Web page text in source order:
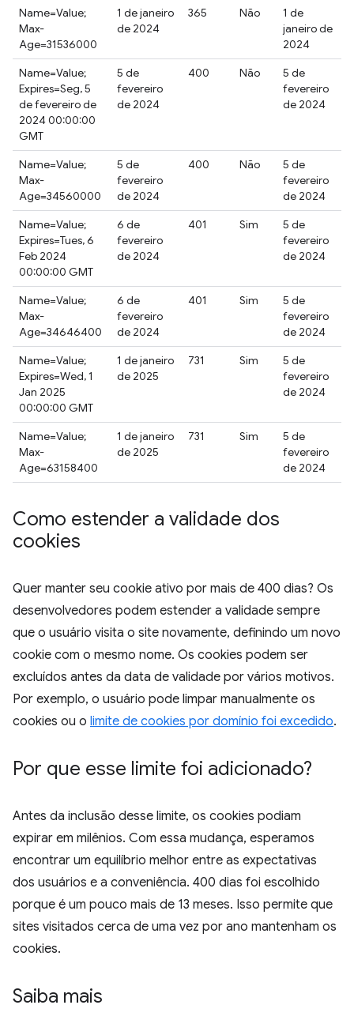
Name=Value;
Max-
Age=31536000
1 de janeiro
de 2024
365 Não
1 de
janeiro de
2024
Name=Value;
Expires=Seg, 5
de fevereiro de
2024 00:00:00
GMT
5 de
fevereiro
de 2024
400 Não
5 de
fevereiro
de 2024
Name=Value;
Max-
Age=34560000
5 de
fevereiro
de 2024
400 Não
5 de
fevereiro
de 2024
Name=Value;
Expires=Tues, 6
Feb 2024
00:00:00 GMT
6 de
fevereiro
de 2024
401 Sim
5 de
fevereiro
de 2024
Name=Value;
Max-
Age=34646400
6 de
fevereiro
de 2024
401 Sim
5 de
fevereiro
de 2024
Name=Value;
Expires=Wed, 1
Jan 2025
00:00:00 GMT
1 de janeiro
de 2025
731 Sim
5 de
fevereiro
de 2024
Name=Value;
Max-
Age=63158400
1 de janeiro
de 2025
731 Sim
5 de
fevereiro
de 2024
Como estender a validade dos
cookies
Quer manter seu cookie ativo por mais de 400 dias? Os
desenvolvedores podem estender a validade sempre
que o usuário visita o site novamente, definindo um novo
cookie com o mesmo nome. Os cookies podem ser
excluídos antes da data de validade por vários motivos.
Por exemplo, o usuário pode limpar manualmente os
cookies ou o limite de cookies por domínio foi excedido.
Por que esse limite foi adicionado?
Antes da inclusão desse limite, os cookies podiam
expirar em milênios. Com essa mudança, esperamos
encontrar um equilíbrio melhor entre as expectativas
dos usuários e a conveniência. 400 dias foi escolhido
porque é um pouco mais de 13 meses. Isso permite que
sites visitados cerca de uma vez por ano mantenham os
cookies.
Saiba mais